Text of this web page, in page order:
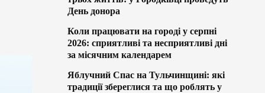
День донора
Коли працювати на городі у серпні
2026: сприятливі та несприятливі дні
за місячним календарем
Яблучний Спас на Тульчинщині: які
традиції збереглися та що роблять у